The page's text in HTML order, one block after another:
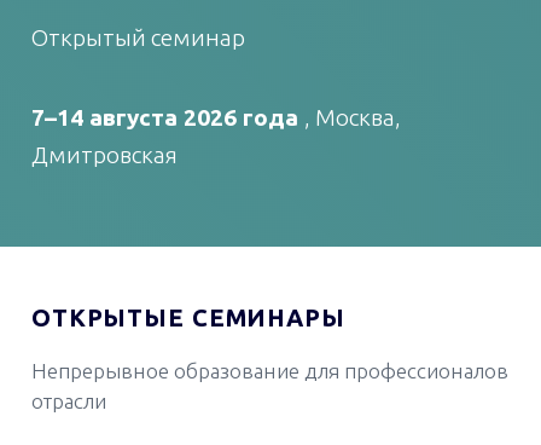
Открытый семинар
7–14 августа 2026 года , Москва,
Дмитровская
ОТКРЫТЫЕ СЕМИНАРЫ
Непрерывное образование для профессионалов
отрасли